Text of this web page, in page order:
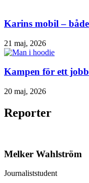
Karins mobil –
21 maj, 2026
Kampen för ett jobb
20 maj, 2026
Reporter
Melker Wahlström
Journaliststudent